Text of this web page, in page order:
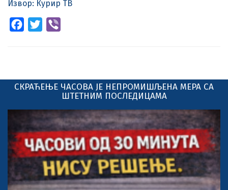
Извор: Курир ТВ
Facebook
Twitter
СКРАЋЕЊЕ ЧАСОВА ЈЕ НЕПРОМИШЉЕНА МЕРА СА
ШТЕТНИМ ПОСЛЕДИЦАМА